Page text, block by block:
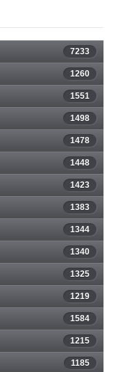
7233
1260
1551
1498
1478
1448
1423
1383
1344
1340
1325
1219
1584
1215
1185